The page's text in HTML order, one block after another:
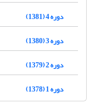
دوره 4 (1381)
دوره 3 (1380)
دوره 2 (1379)
دوره 1 (1378)